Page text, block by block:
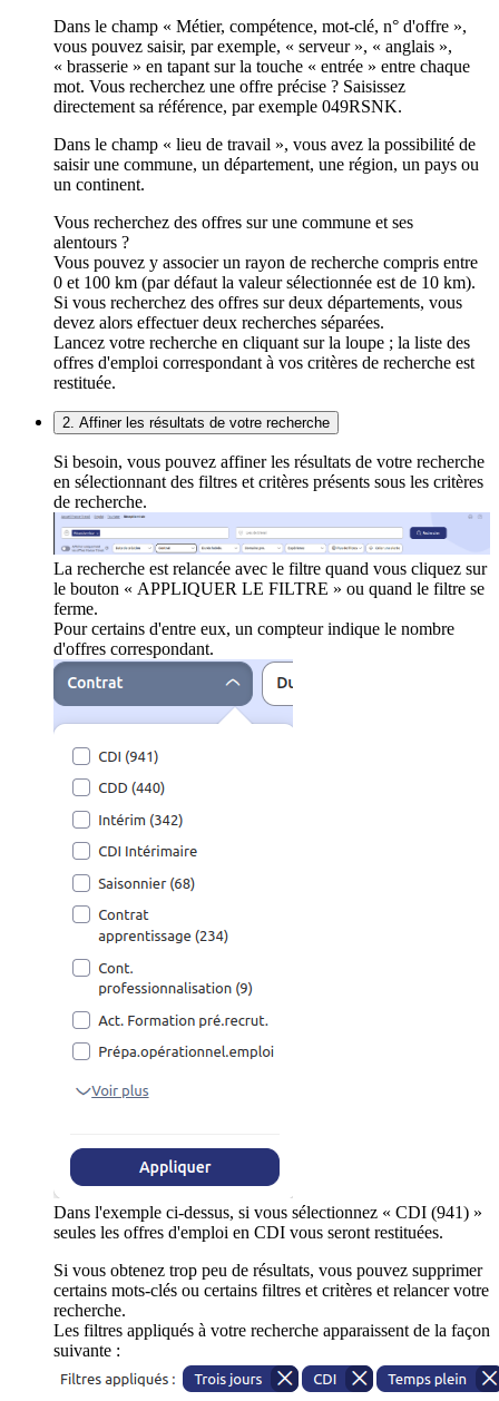
Dans le champ « Métier, compétence, mot-clé, n° d'offre »,
vous pouvez saisir, par exemple, « serveur », « anglais »,
« brasserie » en tapant sur la touche « entrée » entre chaque
mot. Vous recherchez une offre précise ? Saisissez
directement sa référence, par exemple 049RSNK.
Dans le champ « lieu de travail », vous avez la possibilité de
saisir une commune, un département, une région, un pays ou
un continent.
Vous recherchez des offres sur une commune et ses
alentours ?
Vous pouvez y associer un rayon de recherche compris entre
0 et 100 km (par défaut la valeur sélectionnée est de 10 km).
Si vous recherchez des offres sur deux départements, vous
devez alors effectuer deux recherches séparées.
Lancez votre recherche en cliquant sur la loupe ; la liste des
offres d'emploi correspondant à vos critères de recherche est
restituée.
2. Affiner les résultats de votre recherche
Si besoin, vous pouvez affiner les résultats de votre recherche
en sélectionnant des filtres et critères présents sous les critères
de recherche.
La recherche est relancée avec le filtre quand vous cliquez sur
le bouton « APPLIQUER LE FILTRE » ou quand le filtre se
ferme.
Pour certains d'entre eux, un compteur indique le nombre
d'offres correspondant.
Dans l'exemple ci-dessus, si vous sélectionnez « CDI (941) »
seules les offres d'emploi en CDI vous seront restituées.
Si vous obtenez trop peu de résultats, vous pouvez supprimer
certains mots-clés ou certains filtres et critères et relancer votre
recherche.
Les filtres appliqués à votre recherche apparaissent de la façon
suivante :